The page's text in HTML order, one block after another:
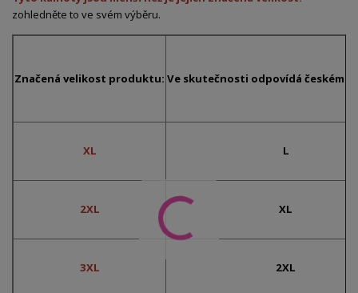
zohledněte to ve svém výběru.
Značená velikost produktu: Ve skutečnosti odpovídá českému
XL L
2XL XL
3XL 2XL